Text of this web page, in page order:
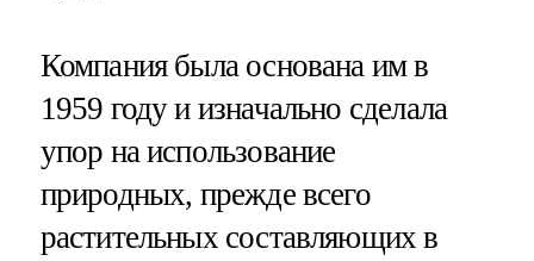
Компания была основана им в
1959 году и изначально сделала
упор на использование
природных, прежде всего
растительных составляющих в